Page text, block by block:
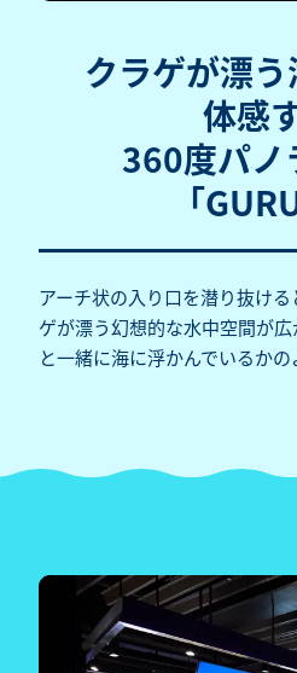
クラゲが漂
体感
360度パノ
「
アーチ状の入り口を潜り抜け
ゲが漂う幻想的な水中空間が
と一緒に海に浮かんでいるかの